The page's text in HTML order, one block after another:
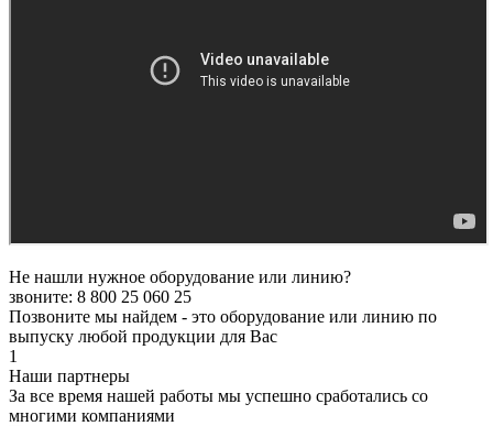
Не нашли нужное оборудование или линию?
звоните: 8 800 25 060 25
Позвоните мы найдем - это оборудование или линию по
выпуску любой продукции для Вас
1
Наши партнеры
За все время нашей работы мы успешно сработались со
многими компаниями